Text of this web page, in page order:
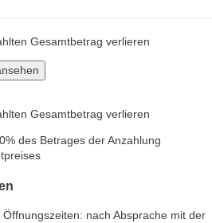
Gesamtbetrag verlieren
Gesamtbetrag verlieren
des Betrages der Anzahlung
nach Absprache mit der